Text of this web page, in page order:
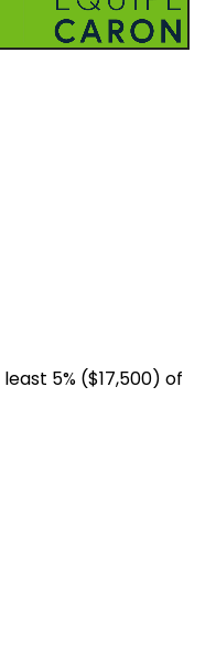
5% ($17,500) of